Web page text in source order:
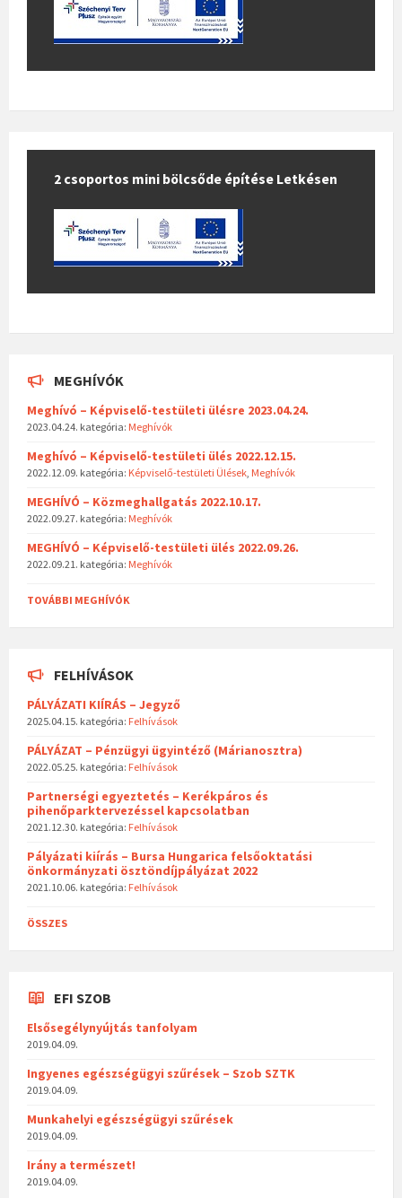
2 csoportos mini bölcsőde építése Letkésen
MEGHÍVÓK
Meghívó – Képviselő-testületi ülésre 2023.04.24.
2023.04.24. kategória: Meghívók
Meghívó – Képviselő-testületi ülés 2022.12.15.
2022.12.09. kategória: Képviselő-testületi Ülések Meghívók
MEGHÍVÓ – Közmeghallgatás 2022.10.17.
2022.09.27. kategória: Meghívók
MEGHÍVÓ – Képviselő-testületi ülés 2022.09.26.
2022.09.21. kategória: Meghívók
TOVÁBBI MEGHÍVÓK
FELHÍVÁSOK
PÁLYÁZATI KIÍRÁS – Jegyző
2025.04.15. kategória: Felhívások
PÁLYÁZAT – Pénzügyi ügyintéző (Márianosztra)
2022.05.25. kategória: Felhívások
Partnerségi egyeztetés – Kerékpáros és
pihenőparktervezéssel kapcsolatban
2021.12.30. kategória: Felhívások
Pályázati kiírás – Bursa Hungarica felsőoktatási
önkormányzati ösztöndíjpályázat 2022
2021.10.06. kategória: Felhívások
ÖSSZES
EFI SZOB
Elsősegélynyújtás tanfolyam
2019.04.09.
Ingyenes egészségügyi szűrések – Szob SZTK
2019.04.09.
Munkahelyi egészségügyi szűrések
2019.04.09.
Irány a természet!
2019.04.09.